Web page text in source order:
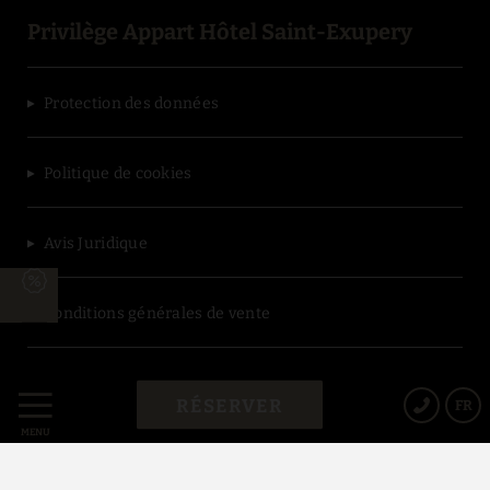
MENU
FR
Privilège Appart Hôtel Saint-Exupery
Protection des données
Politique de cookies
Avis Juridique
Conditions générales de vente
Powered by Keytel
Achat sécurisé